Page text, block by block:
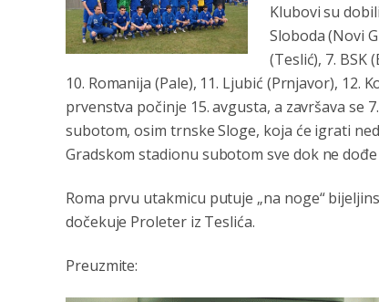
Klubovi su
Sloboda (Novi
(Teslić), 7. BSK
10. Romanija (Pale), 11. Ljubić (Prnjavor), 12.
prvenstva počinje 15. avgusta, a završava se
subotom, osim trnske Sloge, koja će igrati
Gradskom stadionu subotom sve dok ne
Roma prvu utakmicu putuje „na noge“
dočekuje Proleter iz Teslića.
Preuzmite: